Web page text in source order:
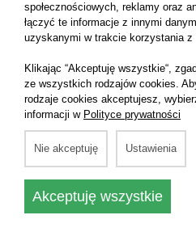
Koszulka z niebarwionej
społecznościowych, reklamy oraz
łączyć te informacje z innymi
uzyskanymi w trakcie korzystania z
Klikając “Akceptuję wszystkie“,
ze wszystkich rodzajów cookies.
rodzaje cookies akceptujesz,
informacji w Polityce prywatności
Nie akceptuję Ustawienia
Akceptuję wszystkie